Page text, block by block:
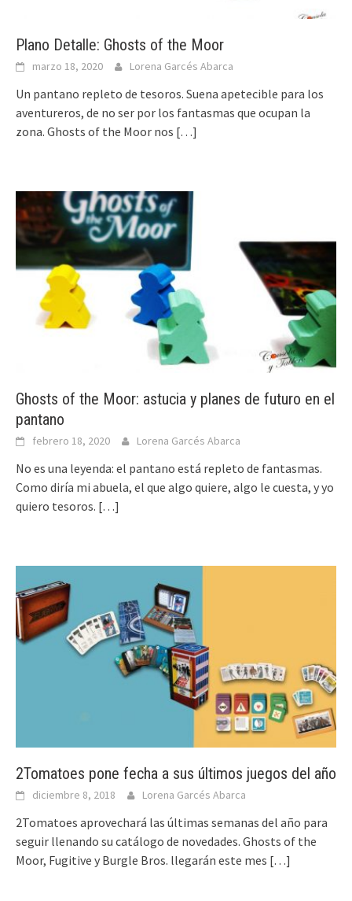
Plano Detalle: Ghosts of the Moor
marzo 18, 2020 Lorena Garcés Abarca
Un pantano repleto de tesoros. Suena apetecible para los
aventureros, de no ser por los fantasmas que ocupan la
zona. Ghosts of the Moor nos […]
Ghosts of the Moor: astucia y planes de futuro en el
pantano
febrero 18, 2020 Lorena Garcés Abarca
No es una leyenda: el pantano está repleto de fantasmas.
Como diría mi abuela, el que algo quiere, algo le cuesta, y yo
quiero tesoros. […]
2Tomatoes pone fecha a sus últimos juegos del año
diciembre 8, 2018 Lorena Garcés Abarca
2Tomatoes aprovechará las últimas semanas del año para
seguir llenando su catálogo de novedades. Ghosts of the
Moor, Fugitive y Burgle Bros. llegarán este mes […]